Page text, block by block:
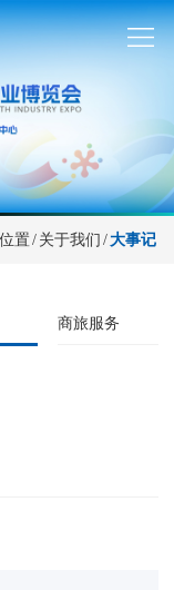
置/关于我们 /大事记
商旅服务